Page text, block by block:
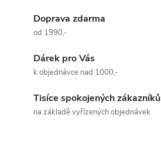
Doprava zdarma
od 1990,-
Dárek pro Vás
k objednávce nad 1000,-
Tisíce spokojených zákazníků
na základě vyřízených objednávek